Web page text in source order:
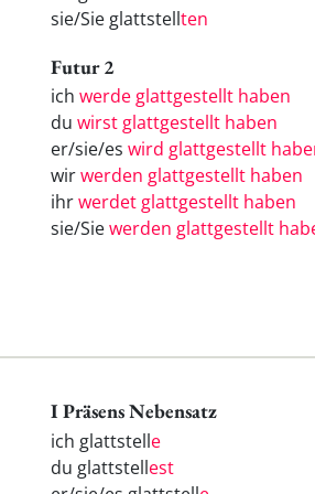
sie/Sie glattstellten
Futur 2
ich werde glattgestellt haben
du wirst glattgestellt haben
er/sie/es wird glattgestellt
wirwerden glattgestellt haben
ihrwerdet glattgestellt haben
sie/Siewerden glattgestellt
I Präsens Nebensatz
ich glattstelle
du glattstellest